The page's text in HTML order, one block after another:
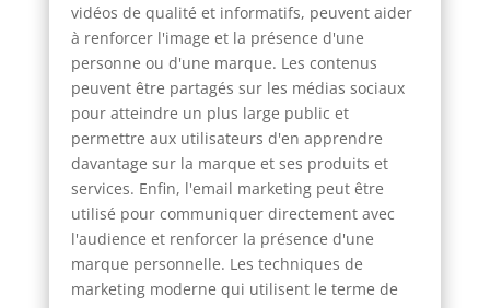
vidéos de qualité et informatifs, peuvent aider
à renforcer l'image et la présence d'une
personne ou d'une marque. Les contenus
peuvent être partagés sur les médias sociaux
pour atteindre un plus large public et
permettre aux utilisateurs d'en apprendre
davantage sur la marque et ses produits et
services. Enfin, l'email marketing peut être
utilisé pour communiquer directement avec
l'audience et renforcer la présence d'une
marque personnelle. Les techniques de
marketing moderne qui utilisent le terme de